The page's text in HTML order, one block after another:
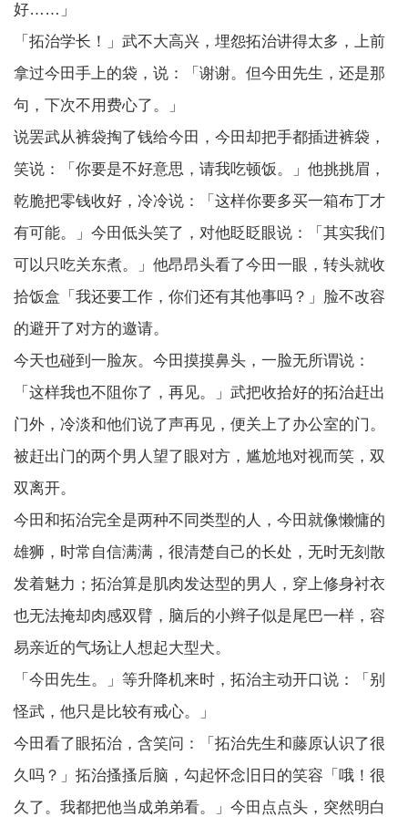
好……」
「拓治学长！」武不大高兴，埋怨拓治讲得太多，上前
拿过今田手上的袋，说：「谢谢。但今田先生，还是那
句，下次不用费心了。」
说罢武从裤袋掏了钱给今田，今田却把手都插进裤袋，
笑说：「你要是不好意思，请我吃顿饭。」他挑挑眉，
乾脆把零钱收好，冷冷说：「这样你要多买一箱布丁才
有可能。」今田低头笑了，对他眨眨眼说：「其实我们
可以只吃关东煮。」他昂昂头看了今田一眼，转头就收
拾饭盒「我还要工作，你们还有其他事吗？」脸不改容
的避开了对方的邀请。
今天也碰到一脸灰。今田摸摸鼻头，一脸无所谓说：
「这样我也不阻你了，再见。」武把收拾好的拓治赶出
门外，冷淡和他们说了声再见，便关上了办公室的门。
被赶出门的两个男人望了眼对方，尴尬地对视而笑，双
双离开。
今田和拓治完全是两种不同类型的人，今田就像懒慵的
雄狮，时常自信满满，很清楚自己的长处，无时无刻散
发着魅力；拓治算是肌肉发达型的男人，穿上修身衬衣
也无法掩却肉感双臂，脑后的小辫子似是尾巴一样，容
易亲近的气场让人想起大型犬。
「今田先生。」等升降机来时，拓治主动开口说：「别
怪武，他只是比较有戒心。」
今田看了眼拓治，含笑问：「拓治先生和藤原认识了很
久吗？」拓治搔搔后脑，勾起怀念旧日的笑容「哦！很
久了。我都把他当成弟弟看。」今田点点头，突然明白